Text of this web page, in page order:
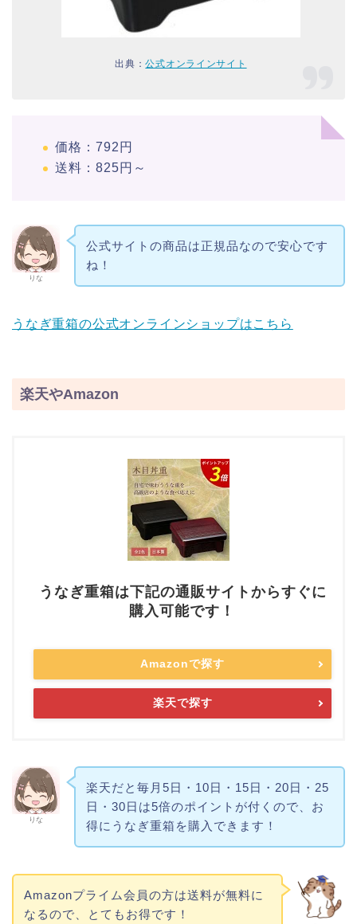
出典：公式オンラインサイト
価格：792円
送料：825円～
りな
公式サイトの商品は正規品なので安心です
ね！
うなぎ重箱の公式オンラインショップはこちら
楽天やAmazon
うなぎ重箱は下記の通販サイトからすぐに
購入可能です！
Amazonで探す
楽天で探す
りな
楽天だと毎月5日・10日・15日・20日・25
日・30日は5倍のポイントが付くので、お
得にうなぎ重箱を購入できます！
Amazonプライム会員の方は送料が無料に
なるので、とてもお得です！